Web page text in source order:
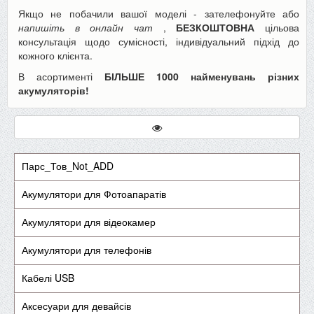
Якщо не побачили вашої моделі - зателефонуйте або
напишіть в онлайн чат , БЕЗКОШТОВНА цільова
консультація щодо сумісності, індивідуальний підхід до
кожного клієнта.
В асортименті БІЛЬШЕ 1000 найменувань різних
акумуляторів!
Парс_Тов_Not_ADD
Акумулятори для Фотоапаратів
Акумулятори для відеокамер
Акумулятори для телефонів
Кабелі USB
Аксесуари для девайсів